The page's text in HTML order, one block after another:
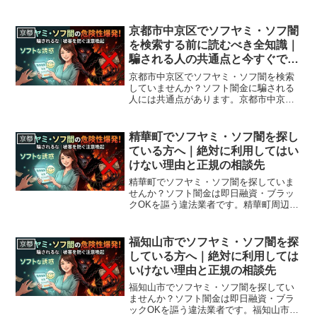
読みください。
京都
京都市中京区でソフヤミ・ソフ闇
を検索する前に読むべき全知識｜
騙される人の共通点と今すぐでき
る解決策
京都市中京区でソフヤミ・ソフ闇を検索
していませんか？ソフト闇金に騙される
人には共通点があります。京都市中京区
対処法、京都市中京区から利用できる無
料相談先まで完全解説。
京都
精華町でソフヤミ・ソフ闇を探し
ている方へ｜絶対に利用してはい
けない理由と正規の相談先
精華町でソフヤミ・ソフ闇を探していま
せんか？ソフト闇金は即日融資・ブラッ
クOKを謳う違法業者です。精華町周辺で
読みください。
京都
福知山市でソフヤミ・ソフ闇を探
している方へ｜絶対に利用しては
いけない理由と正規の相談先
福知山市でソフヤミ・ソフ闇を探してい
ませんか？ソフト闇金は即日融資・ブラ
ックOKを謳う違法業者です。福知山市周